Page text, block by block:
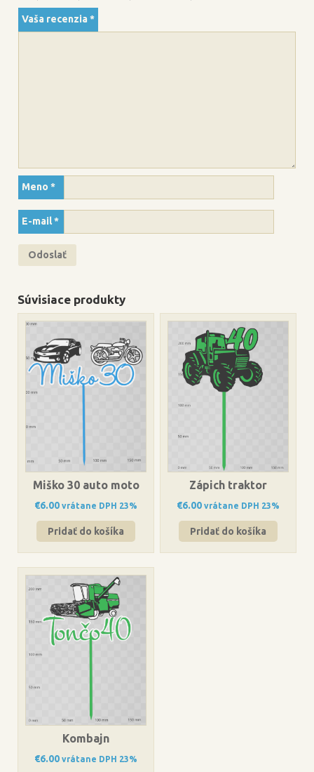
Vaša recenzia *
Meno *
E-mail*
Súvisiace produkty
Miško 30 auto moto
€6.00 vrátane DPH 23%
Pridať do košíka
Zápich traktor
€6.00 vrátane DPH 23%
Pridať do košíka
Kombajn
€6.00 vrátane DPH 23%